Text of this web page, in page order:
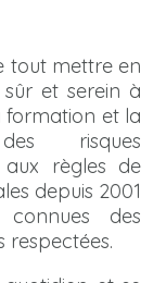
tout mettre en
et serein à
formation et la
risques
règles de
depuis 2001
des